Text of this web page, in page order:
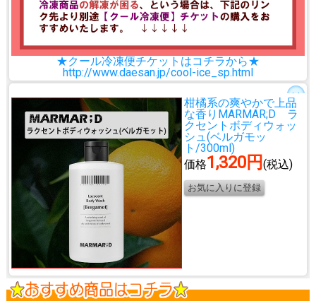
★クール冷凍便チケットはコチラから★
http://www.daesan.jp/cool-ice_sp.html
柑橘系の爽やかで上品
な香り MARMAR;D ラ
クセントボディウォッ
シュ(ベルガモッ
ト/300ml)
価格1,320円 (税込)